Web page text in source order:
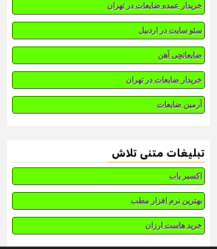
خریدار عمده ضایعات در تهران
سئو سایت در اردبیل
ضایعاتچی آهن
خریدار ضایعات در تهران
آرمین ضایعات
تبلیغات متنی تلاش
اکسیر یاب
بهترین نرم افزار مطب
خرید هاست ارزان